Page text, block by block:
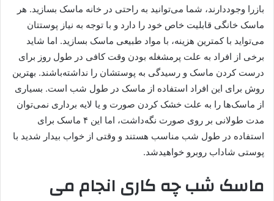
بازرا وجوددارند، شما می‌توانید به راحتی در خانه ماسک بسازید. هر
ماسک خانگی قابلیت خاص خود را دارد و با توجه به نیاز پوستتان
می‌تواید با کمترین هزینه، با مواد طبیعی ماسک بسازید. اما شاید
برخی از افراد به علت پرمشغله بودن وقت کافی در طول روز برای
درست کردن ماسک و رسیدگی به پوستشان را نداشته‌باشند. بهترین
روش برای این افراد استفاده از ماسک در طول شب است. بسیاری
از ماسک‌ها را به علت خشک کردن صورت و یا لایه برداری نمی‌توان
مدت طولانی بر روی صورت نگه‌داشت، اما این ۴ ماسک برای
استفاده در طول شب مناسب هستند و وقتی از خواب بیدار شدید با
پوستی شاداب روبرو خواهیدشد.
ماسک شب چه کاری انجام می